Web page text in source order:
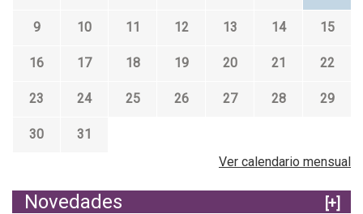
9 10 11 12 13 14 15
16 17 18 19 20 21 22
23 24 25 26 27 28 29
30
31
Ver calendario mensual
Novedades
[+]